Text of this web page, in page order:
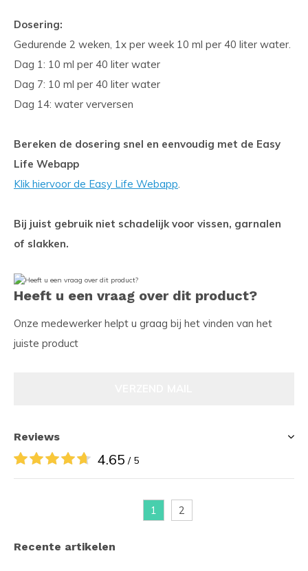
Dosering:
Gedurende 2 weken, 1x per week 10 ml per 40 liter water.
Dag 1: 10 ml per 40 liter water
Dag 7: 10 ml per 40 liter water
Dag 14: water verversen
Bereken de dosering snel en eenvoudig met de Easy
Life Webapp
Klik hiervoor de Easy Life Webapp.
Bij juist gebruik niet schadelijk voor vissen, garnalen
of slakken.
Heeft u een vraag over dit product?
Onze medewerker helpt u graag bij het vinden van het
juiste product
Reviews
4.65 / 5
1 2
Recente artikelen